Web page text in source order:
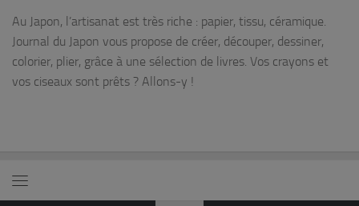
Au Japon, l’artisanat est très riche : papier, tissu, céramique.
Journal du Japon vous propose de créer, découper, dessiner,
colorier, plier, grâce à une sélection de livres. Vos crayons et
vos ciseaux sont prêts ? Allons-y !